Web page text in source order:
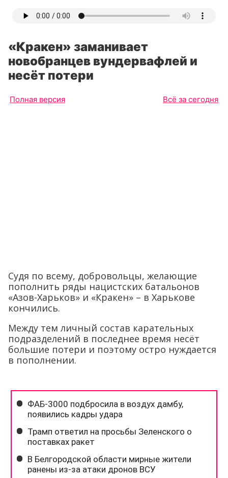
«Кракен» заманивает
новобранцев вундервафлей и
несёт потери
Полная версия Всё за сегодня
Судя по всему, добровольцы, желающие
пополнить ряды нацистских батальонов
«Азов-Харьков» и «Кракен» – в Харькове
кончились.
Между тем личный состав карательных
подразделений в последнее время несёт
большие потери и поэтому остро нуждается
в пополнении.